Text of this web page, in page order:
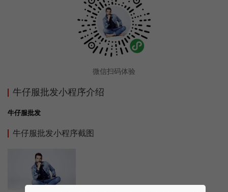
微信扫码体验
牛仔服批发小程序介绍
牛仔服批发
牛仔服批发小程序截图